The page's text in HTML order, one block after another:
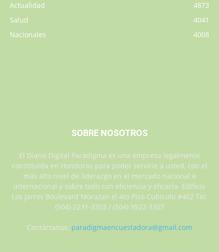
Actualidad
4873
Salud
4041
Nacionales
4008
SOBRE NOSOTROS
El Diario Digital Paradigma es una empresa legalmente
constituida en Honduras para poder servirle a usted, con el
más alto nivel de liderazgo en el mercado nacional e
internacional y sobre todo con eficiencia y eficacia. Edificio
Los Jarros Boulevard Morazan el 4to Piso Cubiculo #402 Tel:
(504) 2231-3303 / (504) 9522-3307
Contáctanos: paradigmaencuestadora@gmail.com